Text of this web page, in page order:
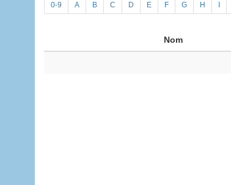
0-9 A B C D E F G H
Nom